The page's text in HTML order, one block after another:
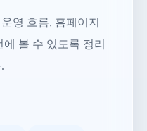
영 흐름, 홈페이지
볼 수 있도록 정리